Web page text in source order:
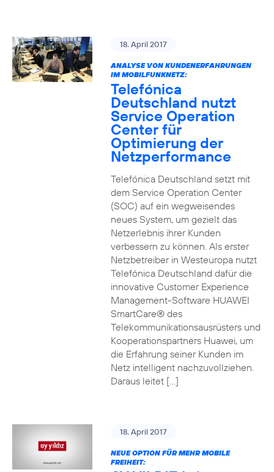
18. April 2017
ANALYSE VON KUNDENERFAHRUNGEN
IM MOBILFUNKNETZ:
Telefónica
Deutschland nutzt
Service Operation
Center für
Optimierung der
Netzperformance
Telefónica Deutschland setzt mit
dem Service Operation Center
(SOC) auf ein wegweisendes
neues System, um gezielt das
Netzerlebnis ihrer Kunden
verbessern zu können. Als erster
Netzbetreiber in Westeuropa nutzt
Telefónica Deutschland dafür die
innovative Customer Experience
Management-Software HUAWEI
SmartCare® des
Telekommunikationsausrüsters und
Kooperationspartners Huawei, um
die Erfahrung seiner Kunden im
Netz intelligent nachzuvollziehen.
Daraus leitet […]
18. April 2017
NEUE OPTION FÜR MEHR MOBILE
FREIHEIT: